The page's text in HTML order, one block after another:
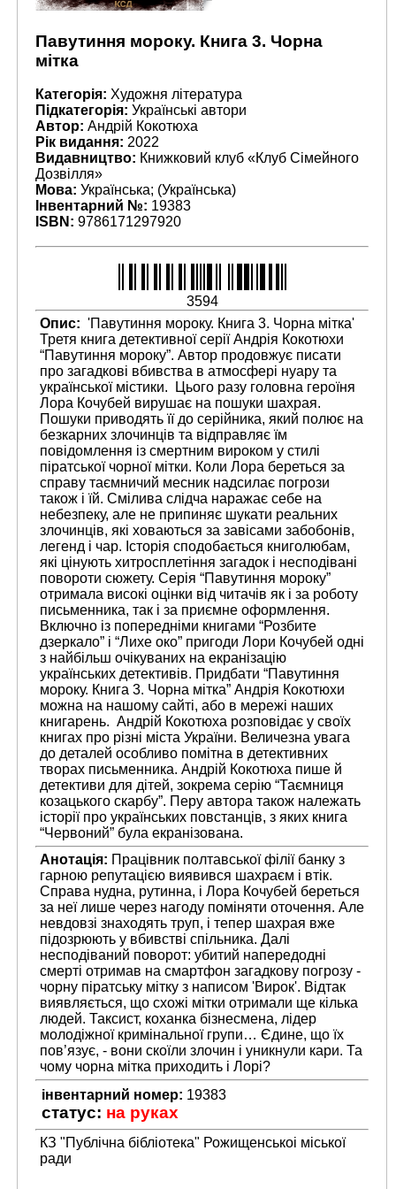
Павутиння мороку. Книга 3. Чорна
мітка
Категорія: Художня література
Підкатегорія: Українські автори
Автор: Андрій Кокотюха
Рік видання: 2022
Видавництво: Книжковий клуб «Клуб Сімейного
Дозвілля»
Мова: Українська; (Українська)
Інвентарний №: 19383
ISBN: 9786171297920
3594
Опис: 'Павутиння мороку. Книга 3. Чорна мітка'
Третя книга детективної серії Андрія Кокотюхи
“Павутиння мороку”. Автор продовжує писати
про загадкові вбивства в атмосфері нуару та
української містики. Цього разу головна героїня
Лора Кочубей вирушає на пошуки шахрая.
Пошуки приводять її до серійника, який полює на
безкарних злочинців та відправляє їм
повідомлення із смертним вироком у стилі
піратської чорної мітки. Коли Лора береться за
справу таємничий месник надсилає погрози
також і їй. Смілива слідча наражає себе на
небезпеку, але не припиняє шукати реальних
злочинців, які ховаються за завісами забобонів,
легенд і чар. Історія сподобається книголюбам,
які цінують хитросплетіння загадок і несподівані
повороти сюжету. Серія “Павутиння мороку”
отримала високі оцінки від читачів як і за роботу
письменника, так і за приємне оформлення.
Включно із попередніми книгами “Розбите
дзеркало” і “Лихе око” пригоди Лори Кочубей одні
з найбільш очікуваних на екранізацію
українських детективів. Придбати “Павутиння
мороку. Книга 3. Чорна мітка” Андрія Кокотюхи
можна на нашому сайті, або в мережі наших
книгарень. Андрій Кокотюха розповідає у своїх
книгах про різні міста України. Величезна увага
до деталей особливо помітна в детективних
творах письменника. Андрій Кокотюха пише й
детективи для дітей, зокрема серію “Таємниця
козацького скарбу”. Перу автора також належать
історії про українських повстанців, з яких книга
“Червоний” була екранізована.
Анотація: Працівник полтавської філії банку з
гарною репутацією виявився шахраєм і втік.
Справа нудна, рутинна, і Лора Кочубей береться
за неї лише через нагоду поміняти оточення. Але
невдовзі знаходять труп, і тепер шахрая вже
підозрюють у вбивстві спільника. Далі
несподіваний поворот: убитий напередодні
смерті отримав на смартфон загадкову погрозу -
чорну піратську мітку з написом 'Вирок'. Відтак
виявляється, що схожі мітки отримали ще кілька
людей. Таксист, коханка бізнесмена, лідер
молодіжної кримінальної групи… Єдине, що їх
пов’язує, - вони скоїли злочин і уникнули кари. Та
чому чорна мітка приходить і Лорі?
інвентарний номер: 19383
статус: на руках
КЗ "Публічна бібліотека" Рожищенськоі міської
ради